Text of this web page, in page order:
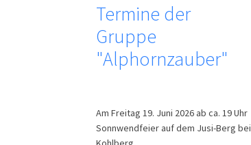
Termine der
Gruppe
"Alphornzauber"
Am Freitag 19. Juni 2026 ab ca. 19 Uhr
Sonnwendfeier auf dem Jusi-Berg bei